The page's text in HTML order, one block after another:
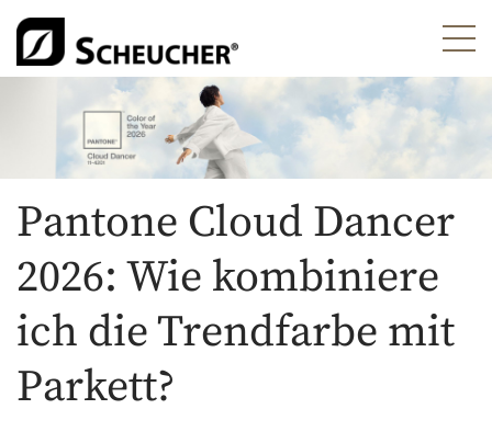
Pantone Cloud Dancer
2026: Wie kombiniere
ich die Trendfarbe mit
Parkett?